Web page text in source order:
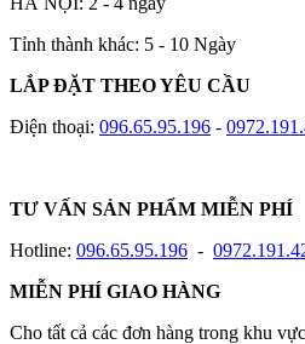
Tỉnh thành khác: 5 - 10 Ngày
LẮP ĐẶT THEO YÊU CẦU
Điện thoại: 096.65.95.196 -
TƯ VẤN SẢN PHẨM MIỄN PHÍ
Hotline: 096.65.95.196 -
MIỄN PHÍ GIAO HÀNG
Cho tất cả các đơn hàng trong khu